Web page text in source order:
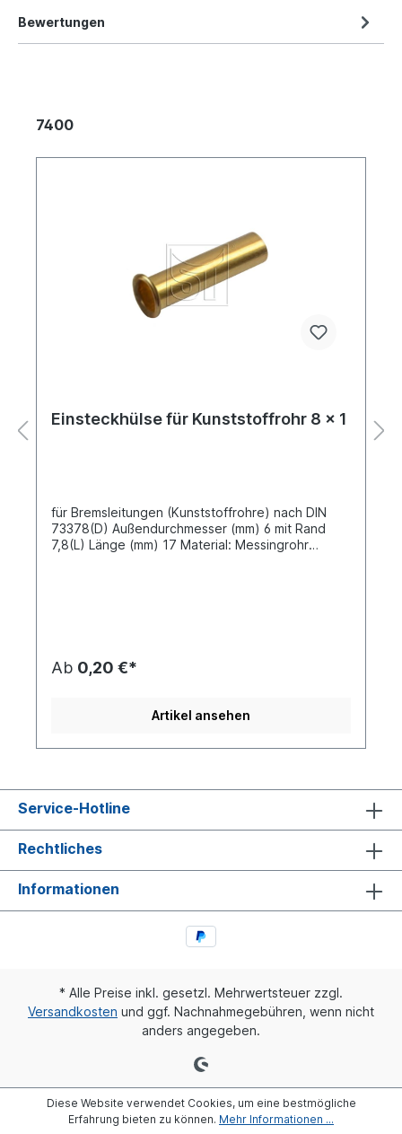
Bewertungen
7400
Einsteckhülse für Kunststoffrohr 8 x 1
für Bremsleitungen (Kunststoffrohre) nach DIN
73378(D) Außendurchmesser (mm) 6 mit Rand
7,8(L) Länge (mm) 17 Material: Messingrohr
Verbindungen, wie die SV Schnellverbinder oder
Verschraubungen. Damit eine hohe Dichtigkeit
und ein fester Sitz der Verschraubungen
eingepreßt oder eingeschlagen werden, da
Klemmringe / Schneidringe nicht mehr
Verschraubungen werden als Steck- und
Stoßverbindungen hergestellt.
Ab 0,20 €*
Artikel ansehen
Service-Hotline
Rechtliches
Informationen
* Alle Preise inkl. gesetzl. Mehrwertsteuer zzgl.
Versandkosten und ggf. Nachnahmegebühren, wenn nicht
anders angegeben.
Diese Website verwendet Cookies, um eine bestmögliche
Erfahrung bieten zu können. Mehr Informationen ...